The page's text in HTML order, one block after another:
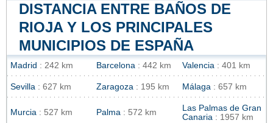
DISTANCIA ENTRE BAÑOS DE
RIOJA Y LOS PRINCIPALES
MUNICIPIOS DE ESPAÑA
Madrid : 242 km Barcelona : 442 km Valencia : 401 km
Sevilla : 627 km Zaragoza : 195 km Málaga : 657 km
Murcia : 527 km Palma : 572 km
Las Palmas de Gran
Canaria : 1957 km